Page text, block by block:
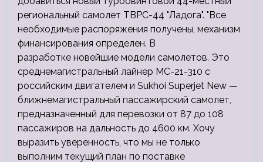
региональный самолет ТВРС-44 "Ладога". "Все
необходимые распоряжения получены, механизм
финансирования определен. В
разработке новейшие модели самолетов. Это
среднемагистральный лайнер МС-21-310 с
российским двигателем и Sukhoi Superjet New —
ближнемагистральный пассажирский самолет,
предназначенный для перевозки от 87 до 108
пассажиров на дальность до 4600 км. Хочу
выразить уверенность, что мы не только
выполним текущий план по поставке